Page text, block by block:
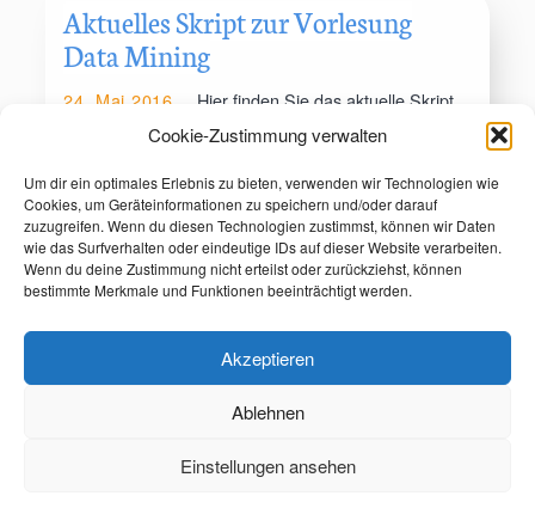
Cookie-Zustimmung verwalten
Um dir ein optimales Erlebnis zu bieten, verwenden wir Technologien wie
Cookies, um Geräteinformationen zu speichern und/oder darauf
zuzugreifen. Wenn du diesen Technologien zustimmst, können wir Daten
wie das Surfverhalten oder eindeutige IDs auf dieser Website verarbeiten.
Wenn du deine Zustimmung nicht erteilst oder zurückziehst, können
bestimmte Merkmale und Funktionen beeinträchtigt werden.
Akzeptieren
Ablehnen
Einstellungen ansehen
Aktuelles Skript zur Vorlesung
Data Mining
24. Mai 2016
Hier finden Sie das aktuelle Skript
(Version 1.1) zur Vorlesung Data Mining:
Medienforschung Beratung Referenzen